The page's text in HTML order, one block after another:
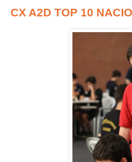
CX A2D TOP 10